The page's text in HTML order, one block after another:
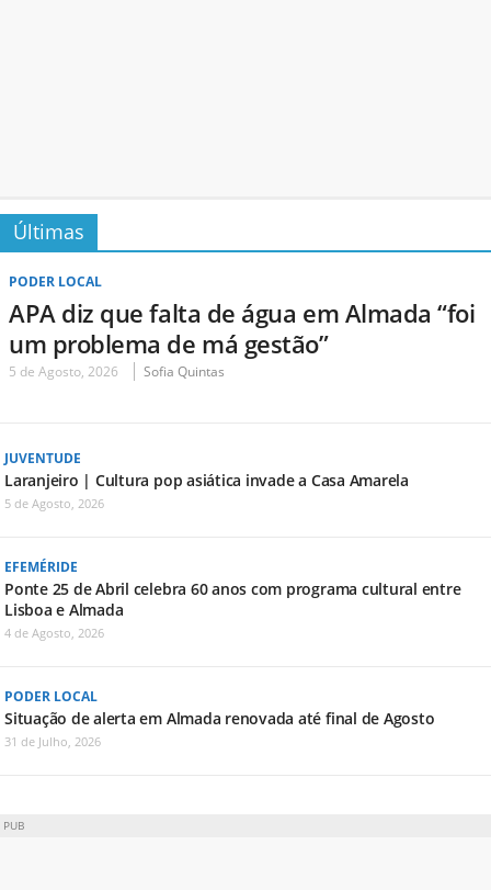
Últimas
PODER LOCAL
APA diz que falta de água em Almada “foi
um problema de má gestão”
5 de Agosto, 2026 Sofia Quintas
JUVENTUDE
Laranjeiro | Cultura pop asiática invade a Casa Amarela
5 de Agosto, 2026
EFEMÉRIDE
Ponte 25 de Abril celebra 60 anos com programa cultural entre
Lisboa e Almada
4 de Agosto, 2026
PODER LOCAL
Situação de alerta em Almada renovada até final de Agosto
31 de Julho, 2026
PUB